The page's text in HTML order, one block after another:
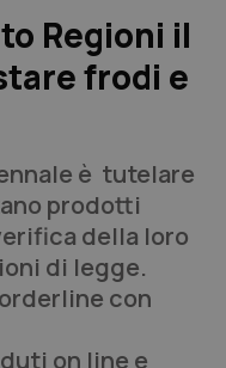
Regioni il
frodi e
è tutelare
prodotti
della loro
di legge.
con
on line e